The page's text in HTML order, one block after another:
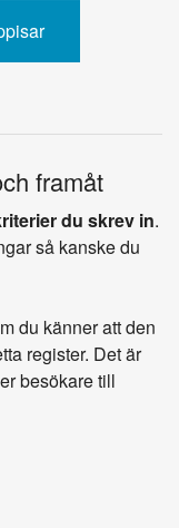
framåt
du skrev in.
så kanske du
du känner att den
register. Det är
besökare till